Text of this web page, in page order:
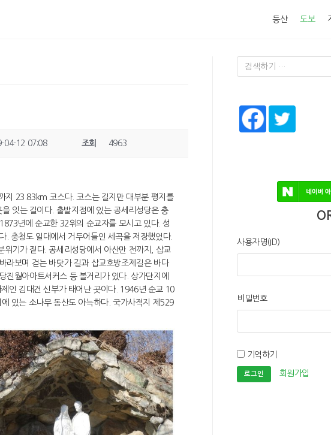
등산 도보
04-12 07:08 조회 4963
지 23.83km 코스다. 코스는 길지만 대부분 평지를
잇는 길이다. 출발지점에 있는 공세리성당은 충
년에 순교한 32위의 순교자를 모시고 있다. 성
충청도 일대에서 거두어들인 세곡을 저장했었다.
기가 짙다. 공세리성당에서 아산만 전까지, 삽교
라보며 걷는 바닷가 길과 삽교호방조제길은 바다
진월아아트서커스 등 볼거리가 있다. 상가단지에
인 김대건 신부가 태어난 곳이다. 1946년 순교 10
있는 소나무 동산도 아늑하다. 국가사적지 제529
사용자명(ID)
비밀번호
기억하기
회원가입